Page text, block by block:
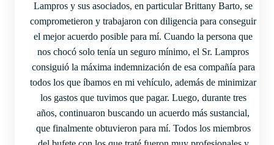
Lampros y sus asociados, en particular Brittany Barto, se
comprometieron y trabajaron con diligencia para conseguir
el mejor acuerdo posible para mí. Cuando la persona que
nos chocó solo tenía un seguro mínimo, el Sr. Lampros
consiguió la máxima indemnización de esa compañía para
todos los que íbamos en mi vehículo, además de minimizar
los gastos que tuvimos que pagar. Luego, durante tres
años, continuaron buscando un acuerdo más sustancial,
que finalmente obtuvieron para mí. Todos los miembros